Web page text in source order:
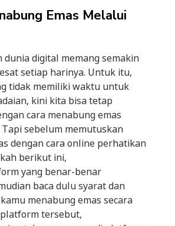
Emas Melalui
dunia digital memang semakin
setiap harinya. Untuk itu,
tidak memiliki waktu untuk
kini kita bisa tetap
cara menabung emas
sebelum memutuskan
dengan cara online perhatikan
berikut ini,
yang benar-benar
baca dulu syarat dan
menabung emas secara
tersebut,